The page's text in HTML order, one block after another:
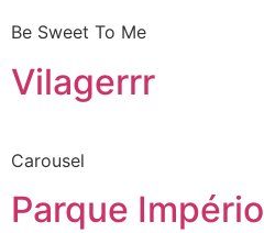
Be Sweet To Me
Vilagerrr
Carousel
Parque Império